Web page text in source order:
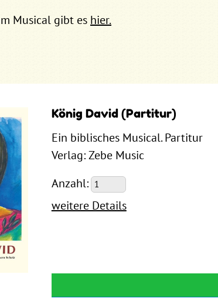
Musical gibt es hier.
König David (Partitur)
Ein biblisches Musical. Partitur
Verlag: Zebe Music
Anzahl:
weitere Details